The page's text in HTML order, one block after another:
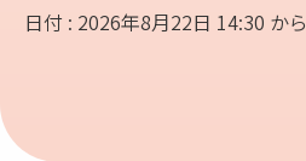
日付 : 2026年8月22日 14:30 から